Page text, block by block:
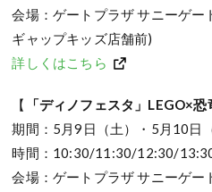
会場：ゲートプラザ サニーゲ
ギャップキッズ店舗前)
詳しくはこちら
【 「ディノフェスタ」LEGO×恐
期間：5月9日（土）・5月10日（
時間：10:30/11:30/12:30/
会場：ゲートプラザ サニーゲー